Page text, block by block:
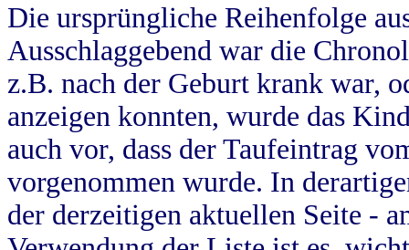
Die ursprüngliche Reihenfolge
Ausschlaggebend war die
z.B. nach der Geburt krank war,
anzeigen konnten, wurde das
auch vor, dass der Taufeintrag
vorgenommen wurde. In
der derzeitigen aktuellen Seite -